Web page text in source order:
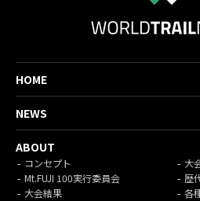
HOME
NEWS
ABOUT
コンセプト
大
Mt.FUJI 100実行委員会
歴
大会結果
各